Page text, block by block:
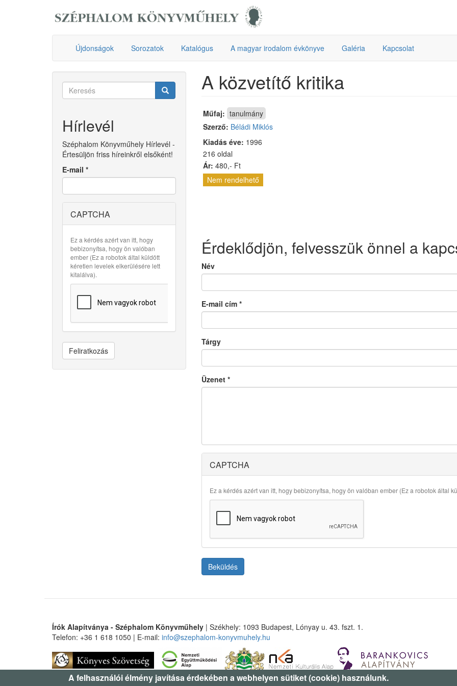
Újdonságok Sorozatok Katalógus A magyar irodalom évkönyve Galéria Kapcsolat
Keresés
Hírlevél
Széphalom Könyvműhely Hírlevél -
Értesüljön friss híreinkről elsőként!
E-mail *
CAPTCHA
Ez a kérdés azért van itt, hogy
bebizonyítsa, hogy ön valóban
ember (Ez a robotok által küldött
kéretlen levelek elkerülésére lett
kitalálva).
Feliratkozás
A közvetítő kritika
Műfaj: tanulmány
Szerző: Béládi Miklós
Kiadás éve: 1996
216 oldal
Ár: 480,- Ft
Nem rendelhető
Érdeklődjön, felvesszük önnel a
Név
E-mail cím *
Tárgy
Üzenet *
CAPTCHA
Ez a kérdés azért van itt, hogy bebizonyítsa, hogy ön valóban ember (Ez a robotok által
Beküldés
Írók Alapítványa - Széphalom Könyvműhely | Székhely: 1093 Budapest, Lónyay u. 43. fszt. 1.
Telefon: +36 1 618 1050 | E-mail: info@szephalom-konyvmuhely.hu
A felhasználói élmény javítása érdekében a webhelyen sütiket (cookie) használunk.